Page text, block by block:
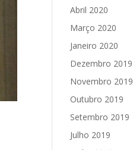
Abril 2020
Março 2020
Janeiro 2020
Dezembro 2019
Novembro 2019
Outubro 2019
Setembro 2019
Julho 2019